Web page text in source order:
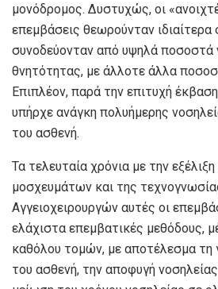
μονόδρομος. Δυστυχώς, οι
επεμβάσεις θεωρούνταν ιδιαίτερα
συνοδεύονταν από υψηλά ποσοστά
θνητότητας, με άλλοτε άλλα
Επιπλέον, παρά την επιτυχή
υπήρχε ανάγκη πολυήμερης
του ασθενή.
Τα τελευταία χρόνια με την
μοσχευμάτων και της
Αγγειοχειρουργών αυτές οι
ελάχιστα επεμβατικές μεθόδους,
καθόλου τομών, με αποτέλεσμα τη
του ασθενή, την αποφυγή